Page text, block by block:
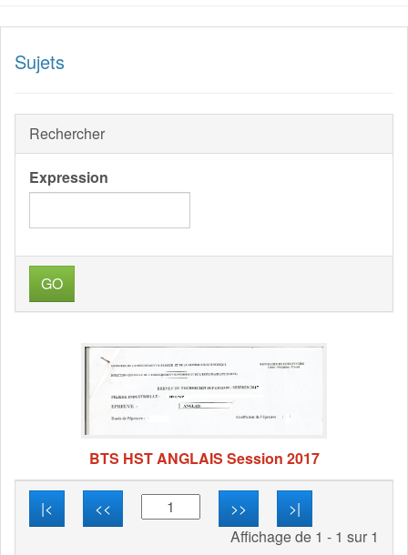
Sujets
Rechercher
Expression
GO
BTS HST ANGLAIS Session 2017
|< << >>
>|
Affichage de 1 - 1 sur 1